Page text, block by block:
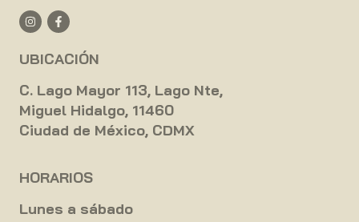
UBICACIÓN
C. Lago Mayor 113, Lago Nte,
Miguel Hidalgo, 11460
Ciudad de México, CDMX
HORARIOS
Lunes a sábado